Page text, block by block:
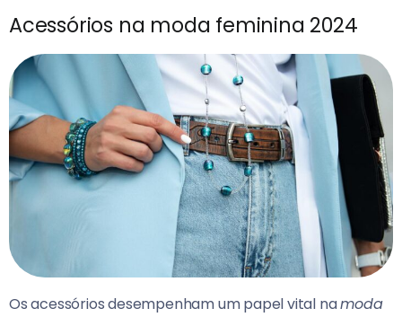
Acessórios na moda feminina 2024
Os acessórios desempenham um papel vital namoda